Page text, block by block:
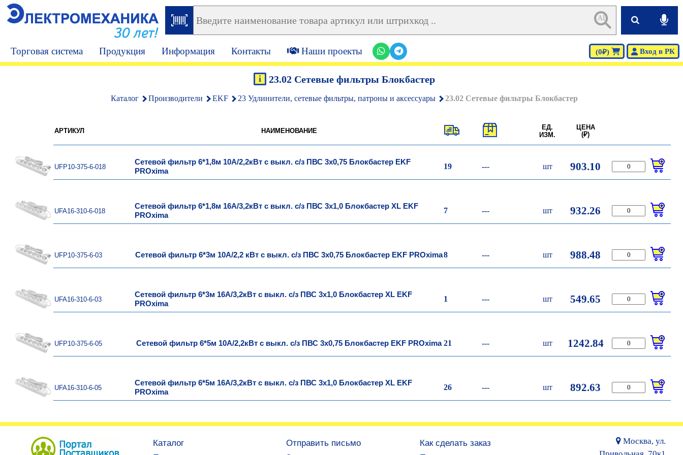
30 лет!
AI
Торговая система Продукция Информация Контакты Наши проекты (0₽) Вход в РК
i 23.02 Сетевые фильтры Блокбастер
Каталог Производители EKF 23 Удлинители, сетевые фильтры, патроны и аксессуары 23.02 Сетевые фильтры Блокбастер
АРТИКУЛ НАИМЕНОВАНИЕ
ЕД.
ИЗМ.
ЦЕНА
(₽)
UFP10-375-6-018
Сетевой фильтр 6*1,8м 10А/2,2кВт с выкл. c/з ПВС 3х0,75 Блокбастер EKF
PROxima
19 --- шт 903.10
UFA16-310-6-018
Сетевой фильтр 6*1,8м 16А/3,2кВт с выкл. c/з ПВС 3х1,0 Блокбастер XL EKF
PROxima
7 --- шт 932.26
UFP10-375-6-03 Сетевой фильтр 6*3м 10А/2,2 кВт с выкл. c/з ПВС 3х0,75 Блокбастер EKF PROxima8 --- шт 988.48
UFA16-310-6-03
Сетевой фильтр 6*3м 16А/3,2кВт с выкл. c/з ПВС 3х1,0 Блокбастер XL EKF
PROxima
1 --- шт 549.65
UFP10-375-6-05 Сетевой фильтр 6*5м 10А/2,2кВт с выкл. c/з ПВС 3х0,75 Блокбастер EKF PROxima 21 --- шт 1242.84
UFA16-310-6-05
Сетевой фильтр 6*5м 16А/3,2кВт с выкл. c/з ПВС 3х1,0 Блокбастер XL EKF
PROxima
26 --- шт 892.63
Каталог
Отправить письмо
Как сделать заказ
Москва, ул.